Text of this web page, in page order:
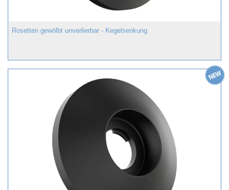
Rosetten gewölbt unverlierbar - Kegelsenkung